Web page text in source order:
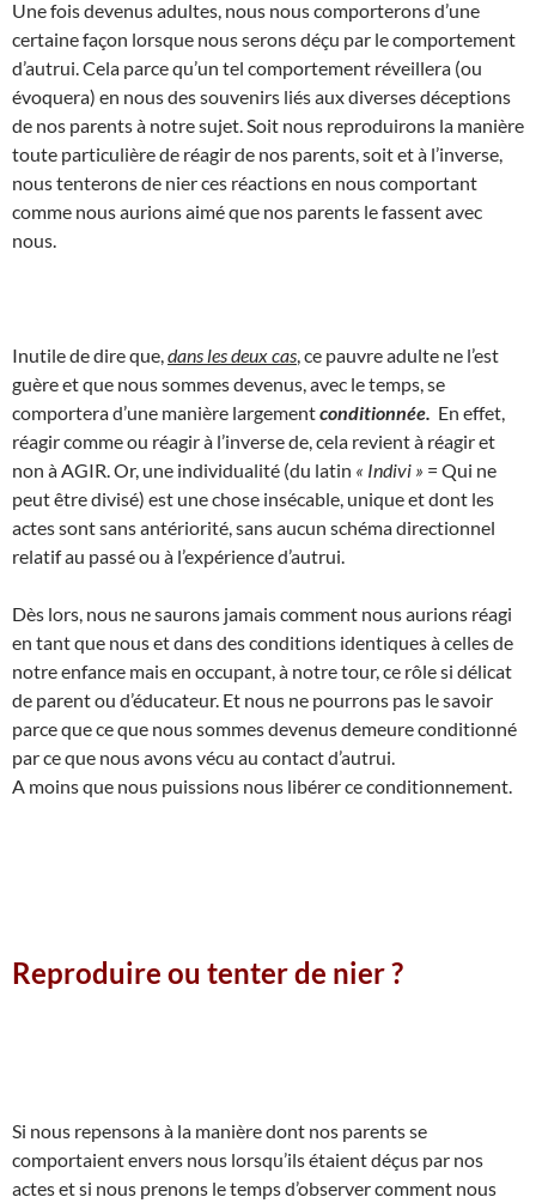
Une fois devenus adultes, nous nous comporterons d’une
certaine façon lorsque nous serons déçu par le comportement
d’autrui. Cela parce qu’un tel comportement réveillera (ou
évoquera) en nous des souvenirs liés aux diverses déceptions
de nos parents à notre sujet. Soit nous reproduirons la manière
toute particulière de réagir de nos parents, soit et à l’inverse,
nous tenterons de nier ces réactions en nous comportant
comme nous aurions aimé que nos parents le fassent avec
nous.
Inutile de dire que, dans les deux cas , ce pauvre adulte ne l’est
guère et que nous sommes devenus, avec le temps, se
comportera d’une manière largementconditionnée. En effet,
réagir comme ou réagir à l’inverse de, cela revient à réagir et
non à AGIR. Or, une individualité (du latin « Indivi » = Qui ne
peut être divisé) est une chose insécable, unique et dont les
actes sont sans antériorité, sans aucun schéma directionnel
relatif au passé ou à l’expérience d’autrui.
Dès lors, nous ne saurons jamais comment nous aurions réagi
en tant que nous et dans des conditions identiques à celles de
notre enfance mais en occupant, à notre tour, ce rôle si délicat
de parent ou d’éducateur. Et nous ne pourrons pas le savoir
parce que ce que nous sommes devenus demeure conditionné
par ce que nous avons vécu au contact d’autrui.
A moins que nous puissions nous libérer ce conditionnement.
Reproduire ou tenter de nier ?
Si nous repensons à la manière dont nos parents se
comportaient envers nous lorsqu’ils étaient déçus par nos
actes et si nous prenons le temps d’observer comment nous